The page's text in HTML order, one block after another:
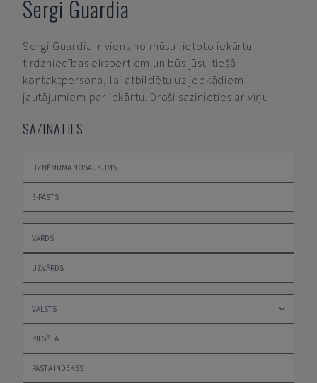
Sergi Guardia
Sergi Guardia Ir viens no mūsu lietoto iekārtu
tirdzniecības ekspertiem un būs jūsu tiešā
kontaktpersona, lai atbildētu uz jebkādiem
jautājumiem par iekārtu. Droši sazinieties ar viņu.
SAZINĀTIES